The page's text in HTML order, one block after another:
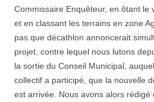
Commissaire Enquêteur, en ôtant le
et en classant les terrains en zone
pas que décathlon annoncerait
projet, contre lequel nous lutons
la sortie du Conseil Municipal,
collectif a participé, que la nouvelle
est arrivée. Nous avons alors rédigé